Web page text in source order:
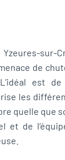
Yzeures-
de
est
les
quelle que
et de